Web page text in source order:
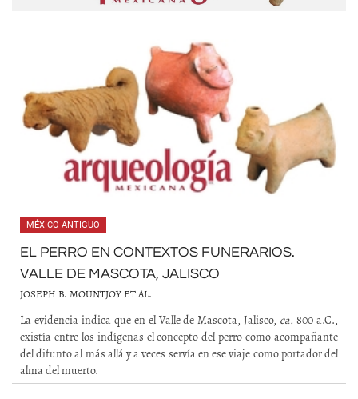
MÉXICO ANTIGUO
EL PERRO EN CONTEXTOS FUNERARIOS.
VALLE DE MASCOTA, JALISCO
JOSEPH B. MOUNTJOY ET AL.
La evidencia indica que en el Valle de Mascota, Jalisco, ca. 800 a.C.,
existía entre los indígenas el concepto del perro como acompañante
del difunto al más allá y a veces servía en ese viaje como portador del
alma del muerto.